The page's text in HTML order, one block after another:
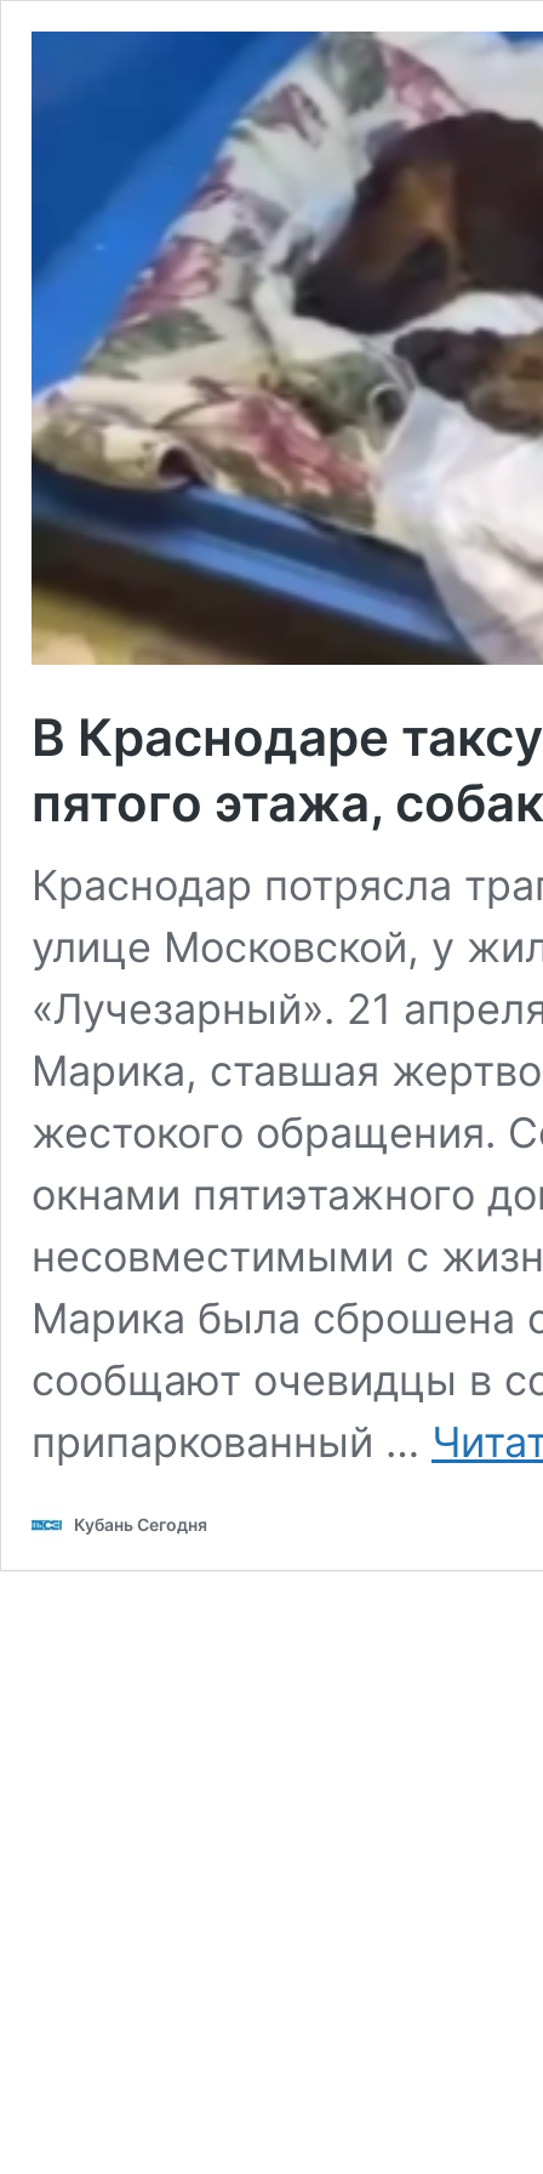
В Краснодаре
пятого этажа,
Краснодар потрясла
улице Московской, у
«Лучезарный». 21
Марика, ставшая
жестокого обращения.
окнами пятиэтажного
несовместимыми с
Марика была сброшена
сообщают очевидцы в
припаркованный …
Кубань Сегодня